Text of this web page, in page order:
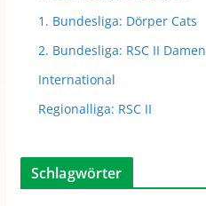
1. Bundesliga: Dörper Cats
2. Bundesliga: RSC II Damen
International
Regionalliga: RSC II
Schlagwörter